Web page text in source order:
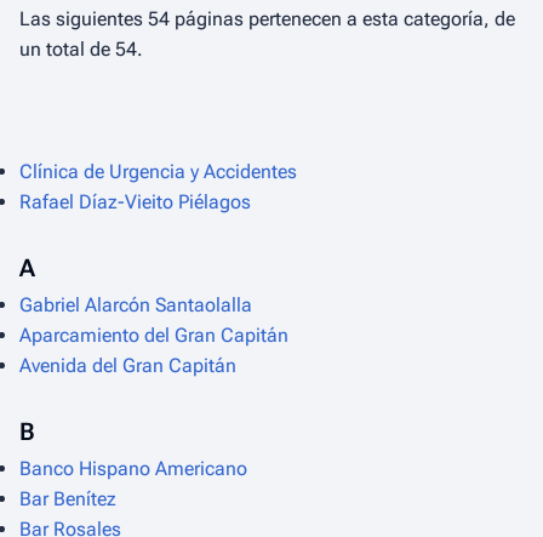
Las siguientes 54 páginas pertenecen a esta categoría, de
un total de 54.
Clínica de Urgencia y Accidentes
Rafael Díaz-Vieito Piélagos
A
Gabriel Alarcón Santaolalla
Aparcamiento del Gran Capitán
Avenida del Gran Capitán
B
Banco Hispano Americano
Bar Benítez
Bar Rosales